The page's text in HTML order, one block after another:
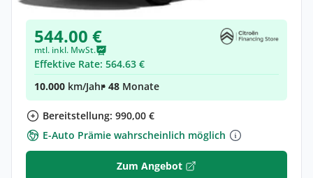
544.00 €
mtl. inkl. MwSt.
Effektive Rate: 564.63 €
10.000 km/Jahr• 48 Monate
Bereitstellung: 990,00 €
E-Auto Prämie wahrscheinlich möglich
Zum Angebot